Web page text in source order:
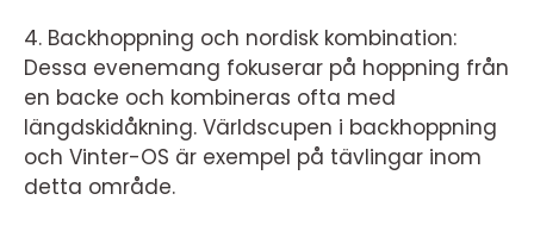
4. Backhoppning och nordisk kombination:
Dessa evenemang fokuserar på hoppning från
en backe och kombineras ofta med
längdskidåkning. Världscupen i backhoppning
och Vinter-OS är exempel på tävlingar inom
detta område.